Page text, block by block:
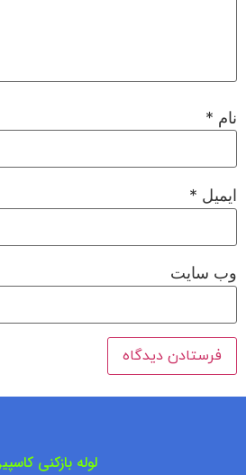
نام *
ایمیل *
وب‌ سایت
لوله بازکنی